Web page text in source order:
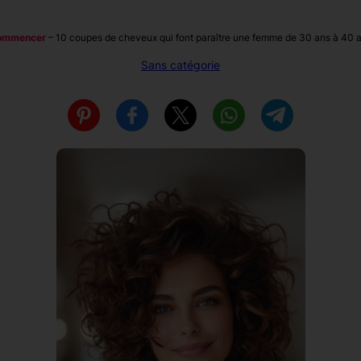
– 10 coupes de cheveux qui font paraître une femme de 30 ans à 40
Sans catégorie